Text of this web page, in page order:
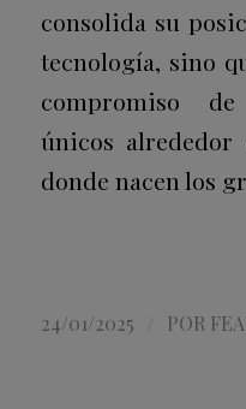
consolida su
tecnología, sino
compromiso
únicos
donde nacen los
24/01/2025 POR